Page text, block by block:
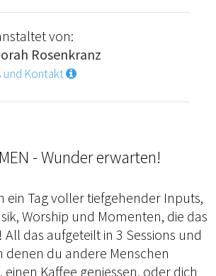
von:
Rosenkranz
und Kontakt
- Wunder erwarten!
ein Tag voller tiefgehender Inputs,
Worship und Momenten, die das
das aufgeteilt in 3 Sessions und
denen du andere Menschen
Kaffee geniessen, oder dich